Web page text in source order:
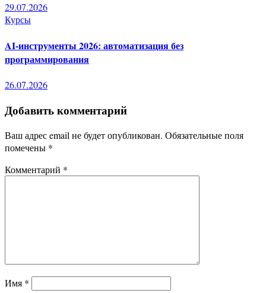
29.07.2026
Курсы
AI-инструменты 2026: автоматизация без
программирования
26.07.2026
Добавить комментарий
Ваш адрес email не будет опубликован. Обязательные поля
помечены *
Комментарий *
Имя *